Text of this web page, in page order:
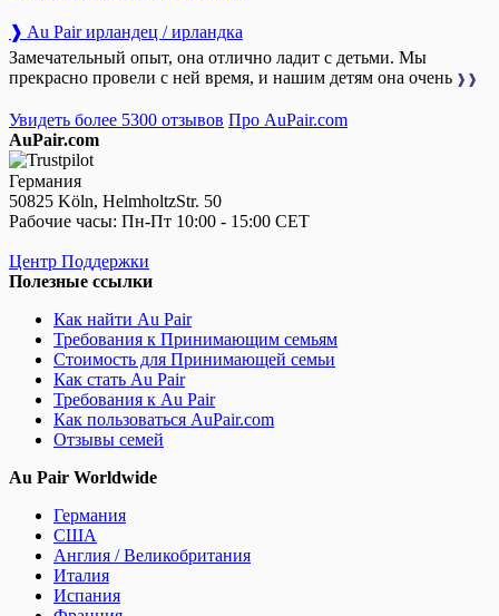
❱ Au Pair ирландец / ирландка
Замечательный опыт, она отлично ладит с детьми. Мы
прекрасно провели с ней время, и нашим детям она очень ❱❱
Увидеть более 5300 отзывов Про AuPair.com
AuPair.com
Германия
50825 Köln, HelmholtzStr. 50
Рабочие часы: Пн-Пт 10:00 - 15:00 CET
Центр Поддержки
Полезные ссылки
Как найти Au Pair
Требования к Принимающим семьям
Стоимость для Принимающей семьи
Как стать Au Pair
Требования к Au Pair
Как пользоваться AuPair.com
Отзывы семей
Au Pair Worldwide
Германия
США
Англия / Великобритания
Италия
Испания